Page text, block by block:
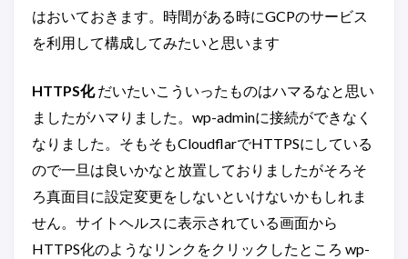
はおいておきます。時間がある時にGCPのサービス
を利用して構成してみたいと思います
HTTPS化だいたいこういったものはハマるなと思い
ましたがハマりました。wp-adminに接続ができなく
なりました。そもそもCloudflarでHTTPSにしている
ので一旦は良いかなと放置しておりましたがそろそ
ろ真面目に設定変更をしないといけないかもしれま
せん。サイトヘルスに表示されている画面から
HTTPS化のようなリンクをクリックしたところ wp-